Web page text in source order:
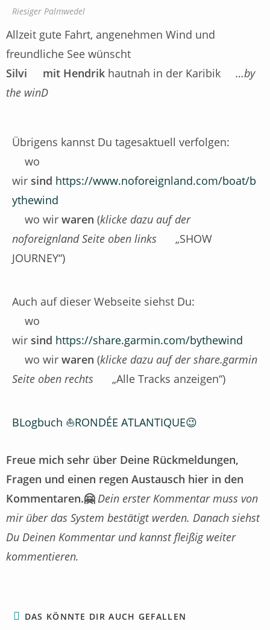
Riesiger Palmwedel
Allzeit gute Fahrt, angenehmen Wind und
freundliche See wünscht
Silvi
mit Hendrikhautnah in der Karibik
…by
the winD
Übrigens kannst Du tagesaktuell verfolgen:
wo
wir sind https://www.noforeignland.com/boat/b
ythewind
wo wir waren (klicke dazu auf der
noforeignland Seite oben links
„SHOW
JOURNEY“)
Auch auf dieser Webseite siehst Du:
wo
wir sind https://share.garmin.com/bythewind
wo wir waren (klicke dazu auf der share.garmin
Seite oben rechts
„Alle Tracks anzeigen“)
BLogbuch ⛵RONDÉE ATLANTIQUE😉
Freue mich sehr über Deine Rückmeldungen,
Fragen und einen regen Austausch hier in den
Kommentaren.🤗Dein erster Kommentar muss von
mir über das System bestätigt werden. Danach siehst
Du Deinen Kommentar und kannst fleißig weiter
kommentieren.
DAS KÖNNTE DIR AUCH GEFALLEN